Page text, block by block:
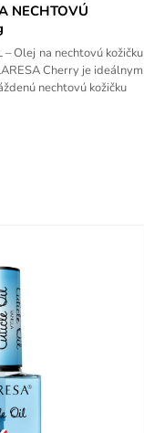
NECHTOVÚ
– Olej na nechtovú kožičku
Cherry je ideálnym
nechtovú kožičku